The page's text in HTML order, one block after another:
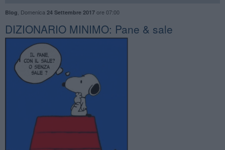
Blog Domenica 24 Settembre 2017ore 07:00
​DIZIONARIO MINIMO: Pane & sale